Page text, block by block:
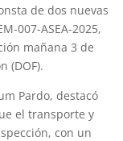
de dos nuevas
007-ASEA-2025,
mañana 3 de
(DOF).
Pardo, destacó
el transporte y
con un